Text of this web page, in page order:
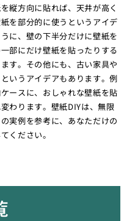
縦方向に貼れば、天井が高く
を部分的に使うというアイデ
に、壁の下半分だけに壁紙を
部にだけ壁紙を貼ったりする
す。その他にも、古い家具や
いうアイデアもあります。例
ースに、おしゃれな壁紙を貼
わります。壁紙DIYは、無限
実例を参考に、あなただけの
ください。